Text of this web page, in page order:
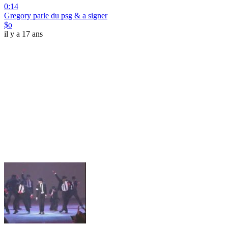
0:14
Gregory parle du psg & a signer
$o
il y a 17 ans